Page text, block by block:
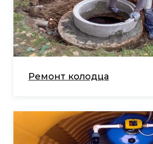
Ремонт колодца